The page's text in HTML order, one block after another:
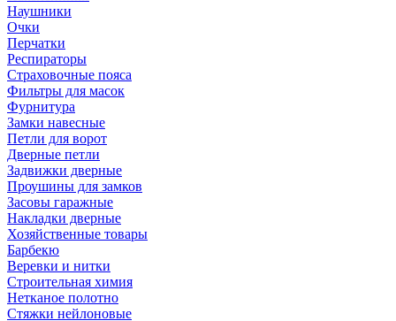
Наушники
Очки
Перчатки
Респираторы
Страховочные пояса
Фильтры для масок
Фурнитура
Замки навесные
Петли для ворот
Дверные петли
Задвижки дверные
Проушины для замков
Засовы гаражные
Накладки дверные
Хозяйственные товары
Барбекю
Веревки и нитки
Строительная химия
Нетканое полотно
Стяжки нейлоновые